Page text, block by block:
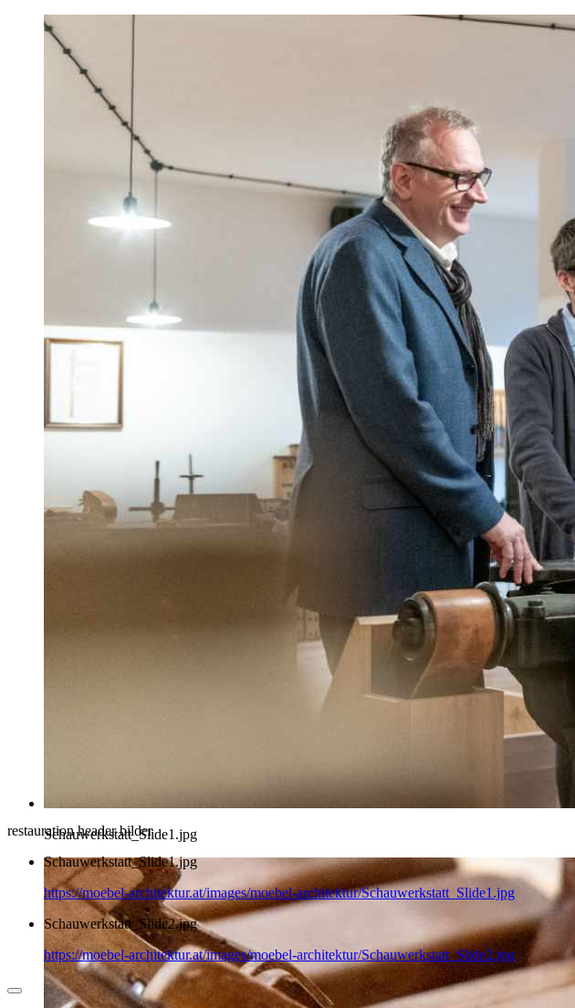
Schauwerkstatt_Slide1.jpg
restauration header bilder
Schauwerkstatt_Slide1.jpg
https://moebel-architektur.at/images/moebel-architektur/Schauwerkstatt_Slide1.jpg
Schauwerkstatt_Slide2.jpg
https://moebel-architektur.at/images/moebel-architektur/Schauwerkstatt_Slide2.jpg